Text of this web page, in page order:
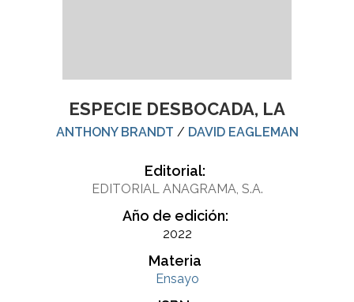
ESPECIE DESBOCADA, LA
ANTHONY BRANDT / DAVID EAGLEMAN
Editorial:
EDITORIAL ANAGRAMA, S.A.
Año de edición:
2022
Materia
Ensayo